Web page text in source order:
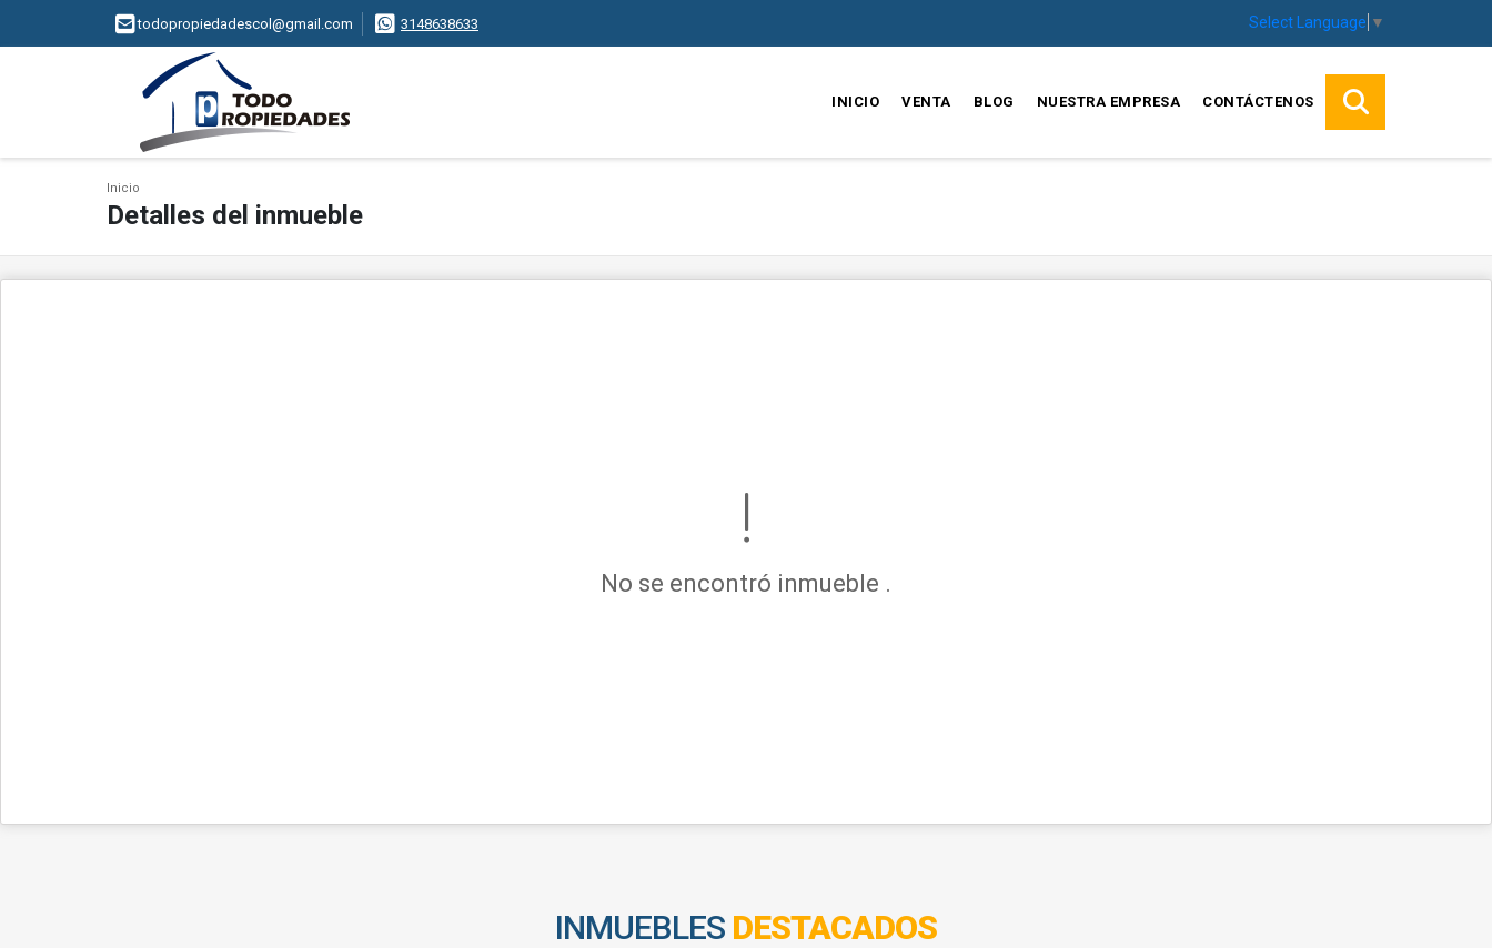
todopropiedadescol@gmail.com 3148638633 Select Language ▼
INICIO VENTA BLOG NUESTRA EMPRESA CONTÁCTENOS
Inicio
Detalles del inmueble
No se encontró inmueble .
INMUEBLES DESTACADOS